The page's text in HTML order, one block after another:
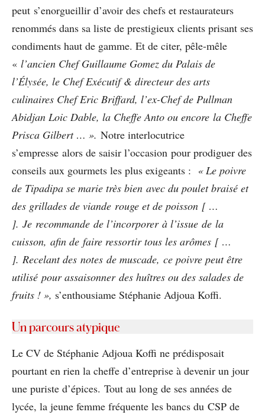
peut s’enorgueillir d’avoir des chefs et restaurateurs
renommés dans sa liste de prestigieux clients prisant ses
condiments haut de gamme. Et de citer, pêle-mêle
« l’ancien Chef Guillaume Gomez du Palais de
l’Élysée, le Chef Exécutif & directeur des arts
culinaires Chef Eric Briffard, l’ex-Chef de Pullman
Abidjan Loic Dable, la Cheffe Anto ou encore la Cheffe
Prisca Gilbert … ». Notre interlocutrice
s’empresse alors de saisir l’occasion pour prodiguer des
conseils aux gourmets les plus exigeants : « Le poivre
de Tipadipa se marie très bien avec du poulet braisé et
des grillades de viande rouge et de poisson [ …
]. Je recommande de l’incorporer à l’issue de la
cuisson, afin de faire ressortir tous les arômes [ …
]. Recelant des notes de muscade, ce poivre peut être
utilisé pour assaisonner des huîtres ou des salades de
fruits ! », s’enthousiame Stéphanie Adjoua Koffi.
Un parcours atypique
Le CV de Stéphanie Adjoua Koffi ne prédisposait
pourtant en rien la cheffe d’entreprise à devenir un jour
une puriste d’épices. Tout au long de ses années de
lycée, la jeune femme fréquente les bancs du CSP de